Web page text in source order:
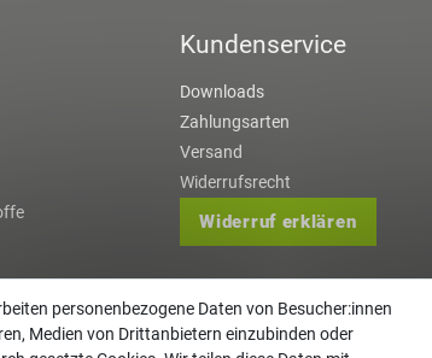
Kundenservice
Downloads
Zahlungsarten
Versand
Widerrufsrecht
Widerruf erklären
personenbezogene Daten von Besucher:innen
Medien von Drittanbietern einzubinden oder